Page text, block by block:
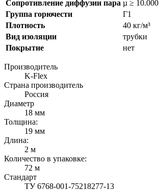
Сопротивление диффузии пара µ ≥ 10.000
Группа горючести
Г1
Плотность
40 кг/м³
Вид изоляции
трубки
Покрытие
нет
Производитель
K-Flex
Страна производитель
Россия
Диаметр
18 мм
Толщина:
19 мм
Длина:
2 м
Количество в упаковке:
72 м
Стандарт
ТУ 6768-001-75218277-13